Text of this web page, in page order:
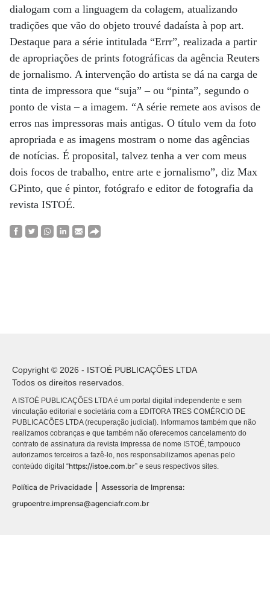
dialogam com a linguagem da colagem, atualizando
tradições que vão do objeto trouvé dadaísta à pop art.
Destaque para a série intitulada “Errr”, realizada a partir
de apropriações de prints fotográficas da agência Reuters
de jornalismo. A intervenção do artista se dá na carga de
tinta de impressora que “suja” – ou “pinta”, segundo o
ponto de vista – a imagem. “A série remete aos avisos de
erros nas impressoras mais antigas. O título vem da foto
apropriada e as imagens mostram o nome das agências
de notícias. É proposital, talvez tenha a ver com meus
dois focos de trabalho, entre arte e jornalismo”, diz Max
GPinto, que é pintor, fotógrafo e editor de fotografia da
revista ISTOÉ.
Copyright © 2026 - ISTOÉ PUBLICAÇÕES LTDA
Todos os direitos reservados.
A ISTOÉ PUBLICAÇÕES LTDA é um portal digital independente e sem
vinculação editorial e societária com a EDITORA TRES COMÉRCIO DE
PUBLICACÕES LTDA (recuperação judicial). Informamos também que não
realizamos cobranças e que também não oferecemos cancelamento do
contrato de assinatura da revista impressa de nome ISTOÉ, tampouco
autorizamos terceiros a fazê-lo, nos responsabilizamos apenas pelo
conteúdo digital “https://istoe.com.br” e seus respectivos sites.
Política de Privacidade
Assessoria de Imprensa:
grupoentre.imprensa@agenciafr.com.br